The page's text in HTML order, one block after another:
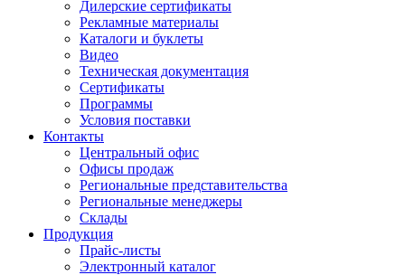
Дилерские сертификаты
Рекламные материалы
Каталоги и буклеты
Видео
Техническая документация
Сертификаты
Программы
Условия поставки
Контакты
Центральный офис
Офисы продаж
Региональные представительства
Региональные менеджеры
Склады
Продукция
Прайс-листы
Электронный каталог